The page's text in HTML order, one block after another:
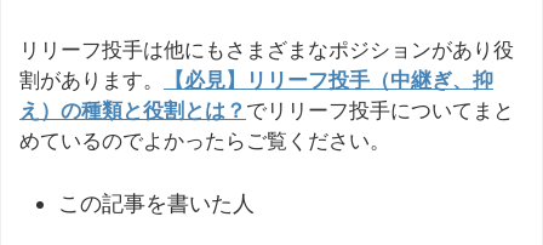
リリーフ投手は他にもさまざまなポジションがあり役
割があります。
【必見】リリーフ投手（中継ぎ、抑
え）の種類と役割とは？ でリリーフ投手についてまと
めているのでよかったらご覧ください。
この記事を書いた人